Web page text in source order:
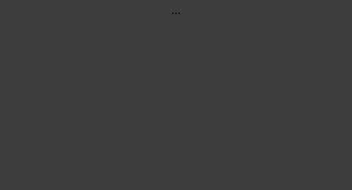
...